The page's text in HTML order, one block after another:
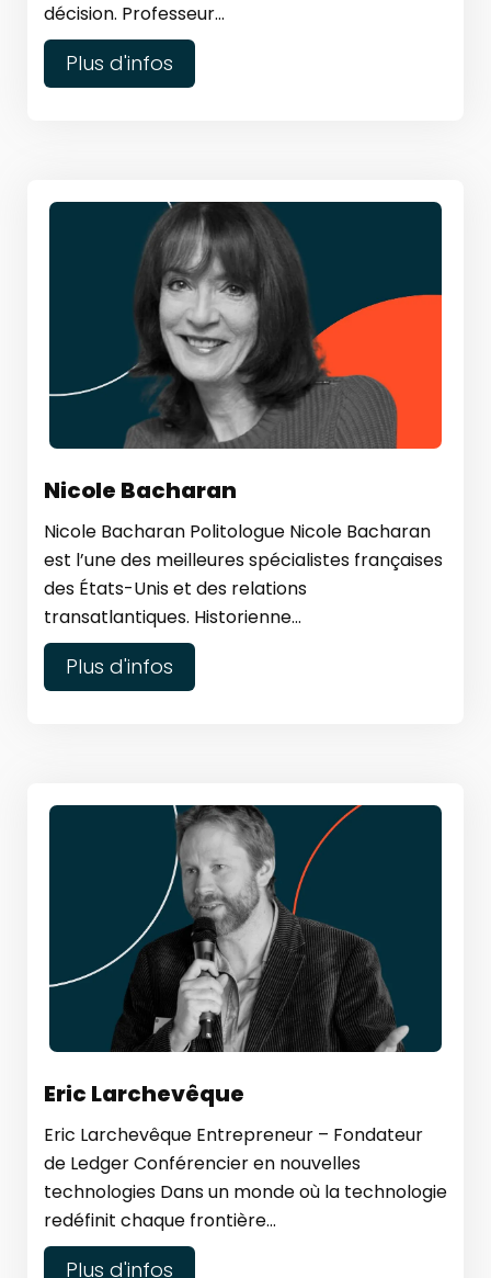
décision. Professeur...
Plus d'infos
Nicole Bacharan
Nicole Bacharan Politologue Nicole Bacharan
est l’une des meilleures spécialistes françaises
des États-Unis et des relations
transatlantiques. Historienne...
Plus d'infos
Eric Larchevêque
Eric Larchevêque Entrepreneur – Fondateur
de Ledger Conférencier en nouvelles
technologies Dans un monde où la technologie
redéfinit chaque frontière...
Plus d'infos